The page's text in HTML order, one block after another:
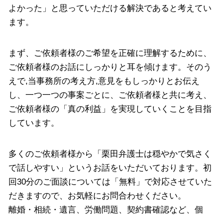
よかった」と思っていただける解決であると考えてい
ます。
まず、ご依頼者様のご希望を正確に理解するために、
ご依頼者様のお話にしっかりと耳を傾けます。そのう
えで,当事務所の考え方,意見をもしっかりとお伝え
し、一つ一つの事案ごとに、ご依頼者様と共に考え、
ご依頼者様の「真の利益」を実現していくことを目指
しています。
多くのご依頼者様から「栗田弁護士は穏やかで気さく
で話しやすい」というお話をいただいております。初
回30分のご面談については「無料」で対応させていた
だきますので、お気軽にお問合わせください。
離婚・相続・遺言、労働問題、契約書確認など、個